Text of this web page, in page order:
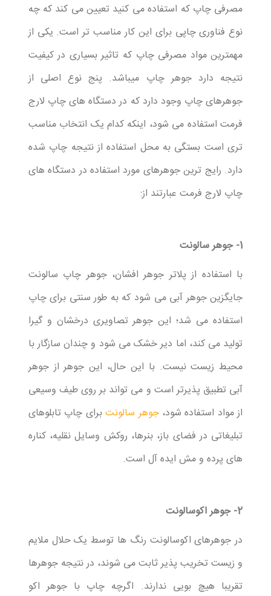
مصرفی چاپ که استفاده می کنید تعیین می کند که چه
نوع فناوری چاپی برای این کار مناسب تر است. یکی از
مهمترین مواد مصرفی چاپ که تاثیر بسیاری در کیفیت
نتیجه دارد جوهر چاپ میباشد. پنج نوع اصلی از
جوهرهای چاپ وجود دارد که در دستگاه های چاپ لارج
فرمت استفاده می شود، اینکه کدام یک انتخاب مناسب
تری است بستگی به محل استفاده از نتیجه چاپ شده
دارد. رایج ترین جوهرهای مورد استفاده در دستگاه های
چاپ لارج فرمت عبارتند از:
1- جوهر سالونت
با استفاده از پلاتر جوهر افشان، جوهر چاپ سالونت
جایگزین جوهر آبی می شود که به طور سنتی برای چاپ
استفاده می شد؛ این جوهر تصاویری درخشان و گیرا
تولید می کند، اما دیر خشک می شود و چندان سازگار با
محیط زیست نیست. با این حال، این جوهر از جوهر
آبی تطبیق پذیرتر است و می تواند بر روی طیف وسیعی
از مواد استفاده شود، جوهر سالونتبرای چاپ تابلوهای
تبلیغاتی در فضای باز، بنرها، روکش وسایل نقلیه، کناره
های پرده و مش ایده آل است.
2- جوهر اکوسالونت
در جوهرهای اکوسالونت رنگ ها توسط یک حلال ملایم
و زیست تخریب پذیر ثابت می شوند، در نتیجه جوهرها
تقریبا هیچ بویی ندارند. اگرچه چاپ با جوهر اکو